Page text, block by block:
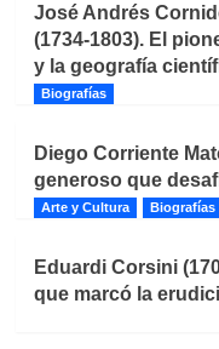
José Andrés
(1734-1803). El
y la geografía
Biografías
Diego Corriente
generoso que
Arte y Cultura Biografías
Eduardi Corsini
que marcó la